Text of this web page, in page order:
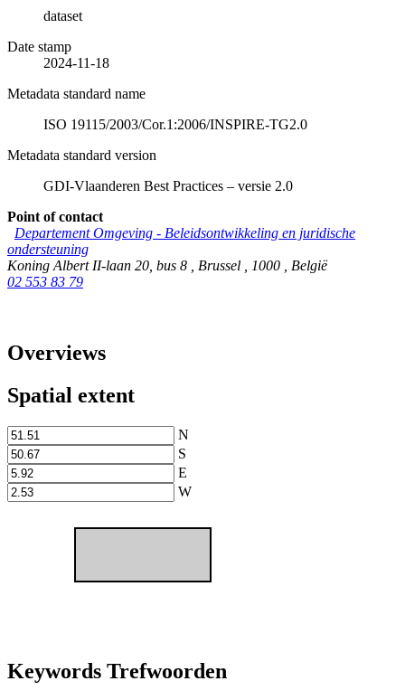
dataset
Date stamp
2024-11-18
Metadata standard name
ISO 19115/2003/Cor.1:2006/INSPIRE-TG2.0
Metadata standard version
GDI-Vlaanderen Best Practices – versie 2.0
Point of contact
Departement Omgeving - Beleidsontwikkeling en juridische
ondersteuning
Koning Albert II-laan 20, bus 8
Brussel 1000
België
02 553 83 79
Overviews
Spatial extent
N
S
E
W
Keywords Trefwoorden